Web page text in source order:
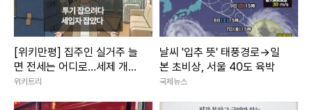
[위키만평] 집주인 실거주 늘
면 전세는 어디로…세제 개편
에 세입자 불안 커진다
위키트리
날씨 '입추 뜻' 태풍경로→일
본 초비상, 서울 40도 육박
국제뉴스